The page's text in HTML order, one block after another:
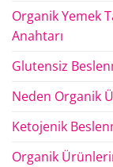
Organik Yemek
Anahtarı
Glutensiz
Neden Organik
Ketojenik
Organik